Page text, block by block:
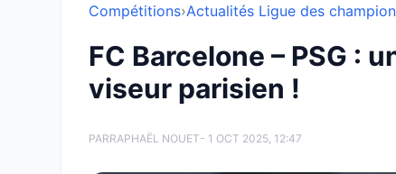
Compétitions›Actualités Ligue des
FC Barcelone – PSG :
viseur parisien !
PARRAPHAËL NOUET- 1 OCT 2025, 12:47